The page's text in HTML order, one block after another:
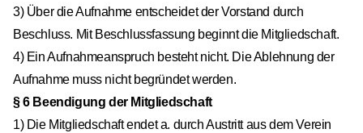
3) Über die Aufnahme entscheidet der Vorstand durch
Beschluss. Mit Beschlussfassung beginnt die Mitgliedschaft.
4) Ein Aufnahmeanspruch besteht nicht. Die Ablehnung der
Aufnahme muss nicht begründet werden.
§ 6 Beendigung der Mitgliedschaft
1) Die Mitgliedschaft endet a. durch Austritt aus dem Verein